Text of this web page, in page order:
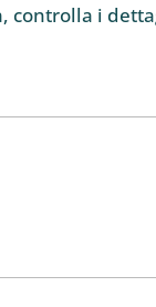
controlla i